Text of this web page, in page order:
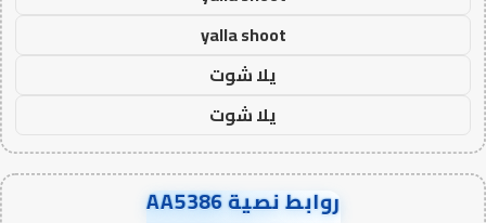
yalla shoot
يلا شوت
يلا شوت
روابط نصية AA5386